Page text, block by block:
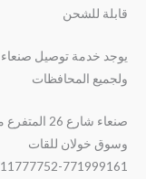
قابلة للشحن
يوجد خدمة توصيل صنعاء
ولجميع المحافظات
وسوق خولان للقات
771999161_771056635